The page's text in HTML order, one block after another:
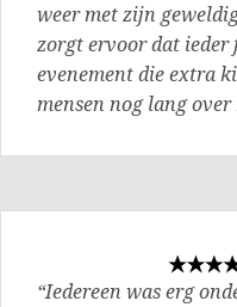
weer met zijn
zorgt ervoor dat ieder
evenement die extra
mensen nog lang
“Iedereen was erg